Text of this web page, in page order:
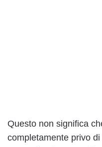
Questo non significa
completamente privo